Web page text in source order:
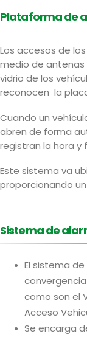
Plataforma de
Los accesos de
medio de antenas
vidrio de los
reconocen la
Cuando un
abren de forma
registran la hora y
Este sistema va
proporcionando
Sistema de
El sistema
como son el
Acceso
Se encarga